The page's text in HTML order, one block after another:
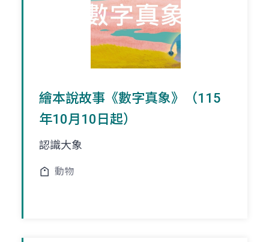
繪本說故事《數字真象》（115
年10月10日起）
認識大象
動物